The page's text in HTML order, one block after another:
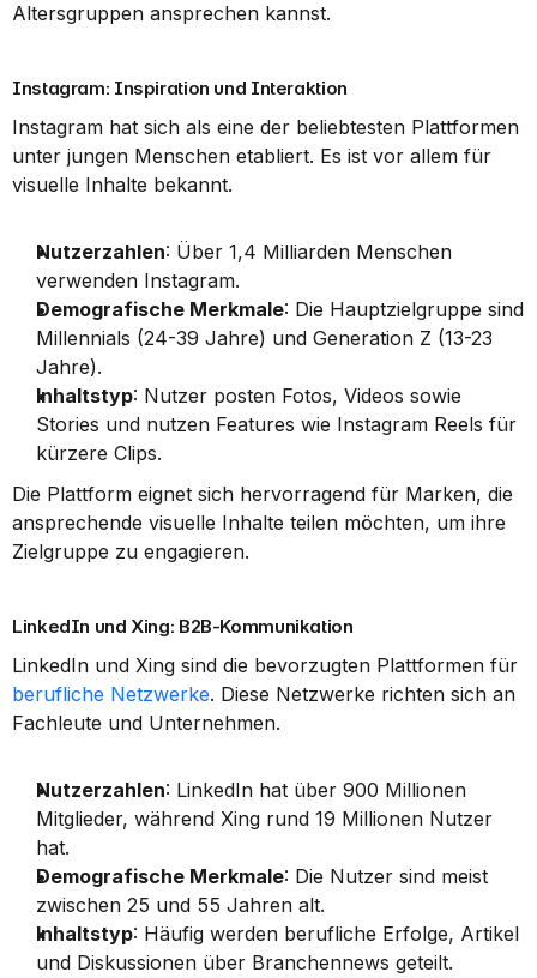
Altersgruppen ansprechen kannst.
Instagram: Inspiration und Interaktion
Instagram hat sich als eine der beliebtesten Plattformen
unter jungen Menschen etabliert. Es ist vor allem für
visuelle Inhalte bekannt.
Nutzerzahlen: Über 1,4 Milliarden Menschen
verwenden Instagram.
Demografische Merkmale: Die Hauptzielgruppe sind
Millennials (24-39 Jahre) und Generation Z (13-23
Jahre).
Inhaltstyp: Nutzer posten Fotos, Videos sowie
Stories und nutzen Features wie Instagram Reels für
kürzere Clips.
Die Plattform eignet sich hervorragend für Marken, die
ansprechende visuelle Inhalte teilen möchten, um ihre
Zielgruppe zu engagieren.
LinkedIn und Xing: B2B-Kommunikation
berufliche Netzwerke. Diese Netzwerke richten sich an
Fachleute und Unternehmen.
Nutzerzahlen: LinkedIn hat über 900 Millionen
Mitglieder, während Xing rund 19 Millionen Nutzer
hat.
Demografische Merkmale: Die Nutzer sind meist
zwischen 25 und 55 Jahren alt.
Inhaltstyp: Häufig werden berufliche Erfolge, Artikel
und Diskussionen über Branchennews geteilt.